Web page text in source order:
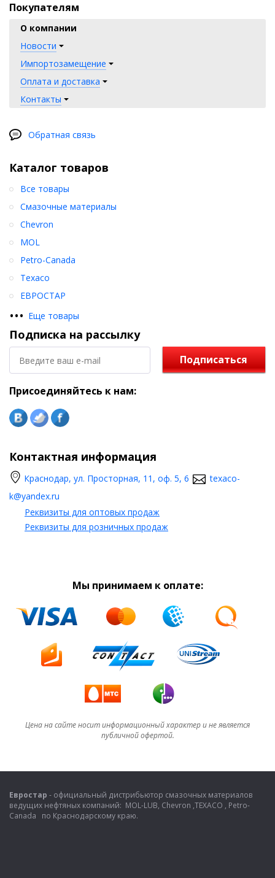
Покупателям
О компании
Новости
Импортозамещение
Оплата и доставка
Контакты
Обратная связь
Каталог товаров
••• Еще товары
Все товары
Смазочные материалы
Chevron
MOL
Petro-Canada
Texaco
ЕВРОСТАР
Подписка на рассылку
Подписаться
Присоединяйтесь к нам:
Контактная информация
Краснодар, ул. Просторная, 11, оф. 5, 6
texaco-
k@yandex.ru
Реквизиты для оптовых продаж
Реквизиты для розничных продаж
Мы принимаем к оплате:
Цена на сайте носит информационный характер и не является
публичной офертой.
Евростар - официальный дистрибьютор смазочных материалов
ведущих нефтяных компаний: MOL-LUB, Chevron ,TEXACO , Petro-
Canada по Краснодарскому краю.